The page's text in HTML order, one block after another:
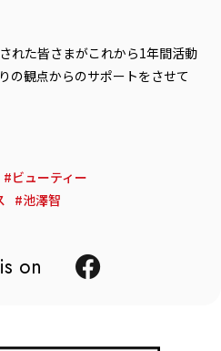
れた皆さまがこれから1年間活動
の観点からのサポートをさせて
ビューティー
池澤智
on